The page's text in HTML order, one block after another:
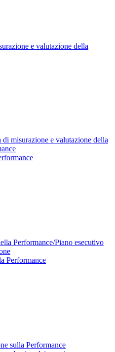
e valutazione della
di misurazione e valutazione della
Performance/Piano esecutivo
Performance
sulla Performance